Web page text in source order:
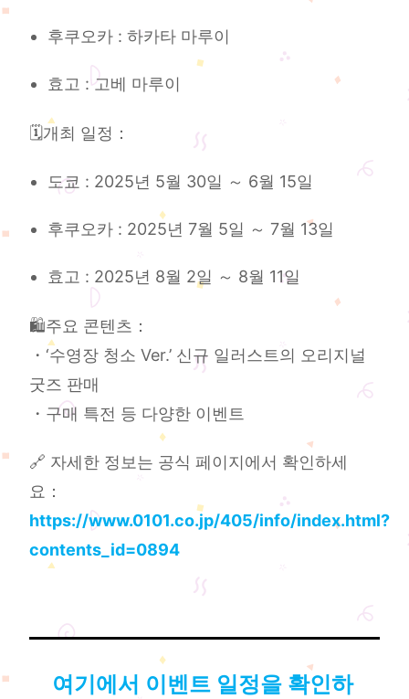
후쿠오카 : 하카타 마루이
효고 : 고베 마루이
🗓️개최 일정：
도쿄 : 2025년 5월 30일 ～ 6월 15일
후쿠오카 : 2025년 7월 5일 ～ 7월 13일
효고 : 2025년 8월 2일 ～ 8월 11일
🛍️주요 콘텐츠：
・‘수영장 청소 Ver.’ 신규 일러스트의 오리지널
굿즈 판매
・구매 특전 등 다양한 이벤트
🔗 자세한 정보는 공식 페이지에서 확인하세
요：
https://www.0101.co.jp/405/info/index.html?
contents_id=0894
여기에서 이벤트 일정을 확인하